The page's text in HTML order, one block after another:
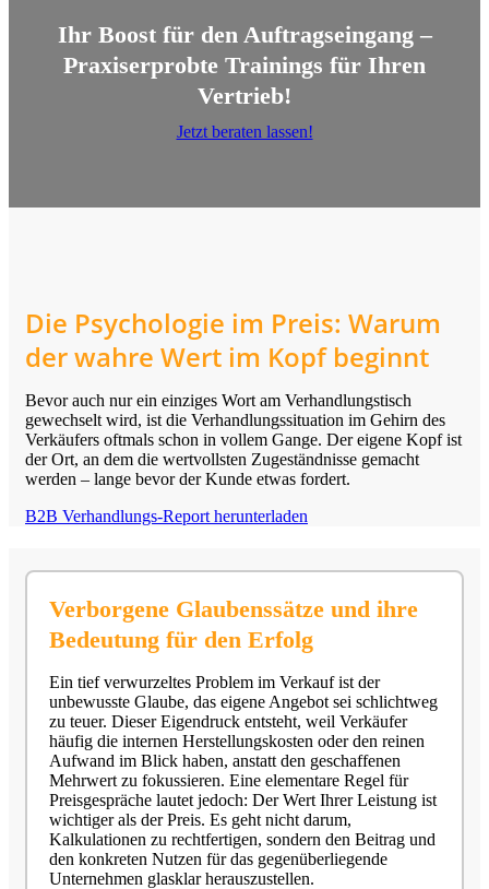
Ihr Boost für den Auftragseingang –
Praxiserprobte Trainings für Ihren
Vertrieb!
Jetzt beraten lassen!
Die Psychologie im Preis: Warum
der wahre Wert im Kopf beginnt
Bevor auch nur ein einziges Wort am Verhandlungstisch
gewechselt wird, ist die Verhandlungssituation im Gehirn des
Verkäufers oftmals schon in vollem Gange. Der eigene Kopf ist
der Ort, an dem die wertvollsten Zugeständnisse gemacht
werden – lange bevor der Kunde etwas fordert.
B2B Verhandlungs-Report herunterladen
Verborgene Glaubenssätze und ihre
Bedeutung für den Erfolg
Ein tief verwurzeltes Problem im Verkauf ist der
unbewusste Glaube, das eigene Angebot sei schlichtweg
zu teuer. Dieser Eigendruck entsteht, weil Verkäufer
häufig die internen Herstellungskosten oder den reinen
Aufwand im Blick haben, anstatt den geschaffenen
Mehrwert zu fokussieren. Eine elementare Regel für
Preisgespräche lautet jedoch: Der Wert Ihrer Leistung ist
wichtiger als der Preis. Es geht nicht darum,
Kalkulationen zu rechtfertigen, sondern den Beitrag und
den konkreten Nutzen für das gegenüberliegende
Unternehmen glasklar herauszustellen.